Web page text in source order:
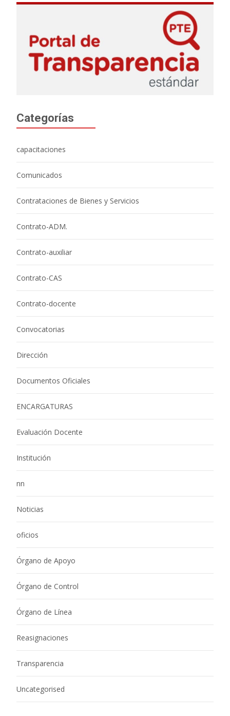
Categorías
capacitaciones
Comunicados
Contrataciones de Bienes y Servicios
Contrato-ADM.
Contrato-auxiliar
Contrato-CAS
Contrato-docente
Convocatorias
Dirección
Documentos Oficiales
ENCARGATURAS
Evaluación Docente
Institución
nn
Noticias
oficios
Órgano de Apoyo
Órgano de Control
Órgano de Línea
Reasignaciones
Transparencia
Uncategorised